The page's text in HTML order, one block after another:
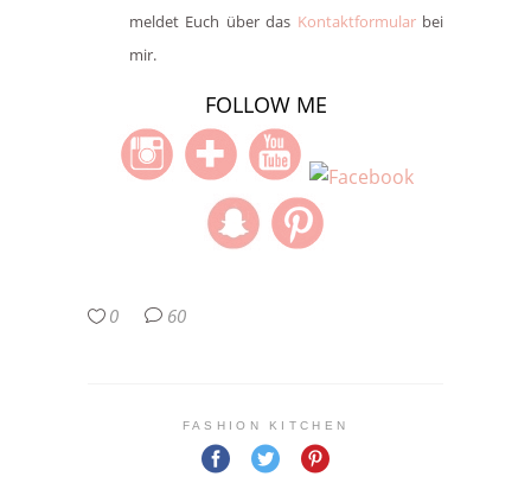
meldet Euch über das Kontaktformularbei
mir.
FOLLOW ME
0 60
FASHION KITCHEN